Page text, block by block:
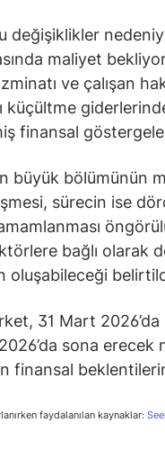
değişiklikler
maliyet
ve çalışan
küçültme
finansal
büyük bölümünün
sürecin ise
bağlı olarak
oluşabileceği
31 Mart
sona erecek
finansal
faydalanılan kaynaklar: